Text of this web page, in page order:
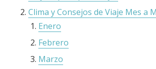
Clima y Consejos de Viaje Mes a
Enero
Febrero
Marzo